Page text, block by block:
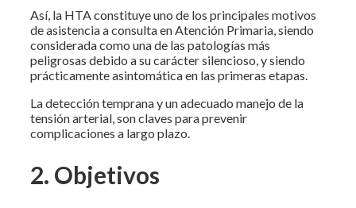
Así, la HTA constituye uno de los principales motivos
de asistencia a consulta en Atención Primaria, siendo
considerada como una de las patologías más
peligrosas debido a su carácter silencioso, y siendo
prácticamente asintomática en las primeras etapas.
La detección temprana y un adecuado manejo de la
tensión arterial, son claves para prevenir
complicaciones a largo plazo.
2. Objetivos